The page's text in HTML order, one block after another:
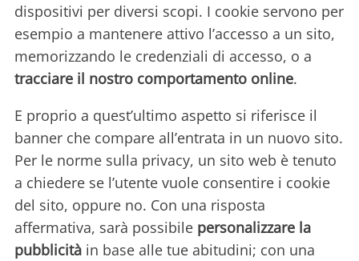
dispositivi per diversi scopi. I cookie servono per
esempio a mantenere attivo l’accesso a un sito,
memorizzando le credenziali di accesso, o a
tracciare il nostro comportamento online.
E proprio a quest’ultimo aspetto si riferisce il
banner che compare all’entrata in un nuovo sito.
Per le norme sulla privacy, un sito web è tenuto
a chiedere se l’utente vuole consentire i cookie
del sito, oppure no. Con una risposta
affermativa, sarà possibile personalizzare la
pubblicità in base alle tue abitudini; con una